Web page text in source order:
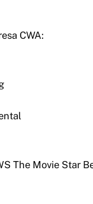
CWA:
The Movie Star